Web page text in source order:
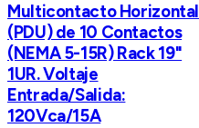
Multicontacto Horizontal
(PDU) de 10 Contactos
(NEMA 5-15R) Rack 19"
1UR. Voltaje
Entrada/Salida:
120Vca/15A